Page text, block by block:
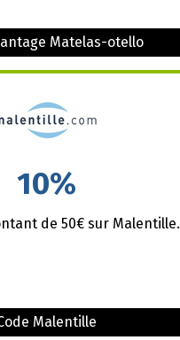
Matelas-otello
10%
de 50€ sur Malentille.
Malentille